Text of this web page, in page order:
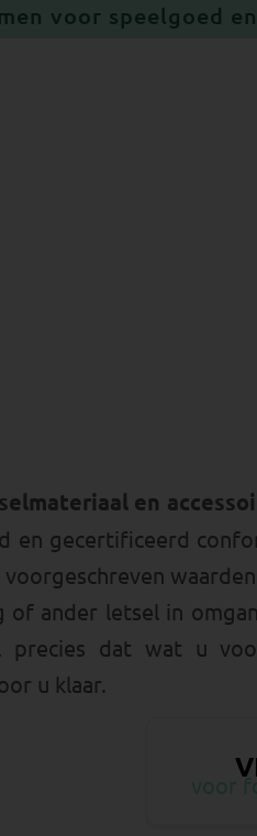
voor speelgoed
en
en gecertificeerd
of ander letsel in
precies dat wat u
u klaar.
voor